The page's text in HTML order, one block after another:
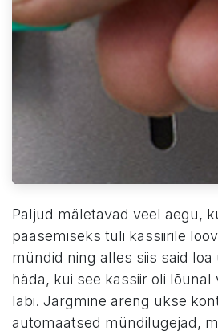
Paljud mäletavad veel aegu,
pääsemiseks tuli kassiirile
mündid ning alles siis said loa
häda, kui see kassiir oli lõunal
läbi. Järgmine areng ukse
automaatsed mündilugejad,